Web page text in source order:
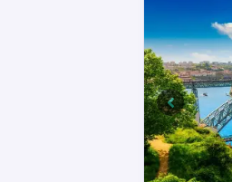
Previous